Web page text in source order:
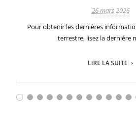
26 mars 2026
Pour obtenir les dernières
terrestre, lisez la dernière
LIRE LA SUITE